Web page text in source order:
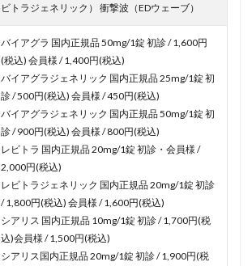
ビトラジェネリック） 衝撃波（EDウェーブ）
バイアグラ 国内正規品 50mg/1錠 初診 / 1,600円
(税込) 会員様 / 1,400円(税込)
バイアグラジェネリック 国内正規品 25mg/1錠 初
診 / 500円(税込) 会員様 / 450円(税込)
バイアグラジェネリック 国内正規品 50mg/1錠 初
診 / 900円(税込) 会員様 / 800円(税込)
レビトラ 国内正規品 20mg/1錠 初診・会員様 /
2,000円(税込)
レビトラジェネリック 国内正規品 20mg/1錠 初診
/ 1,800円(税込) 会員様 / 1,600円(税込)
シアリス 国内正規品 10mg/1錠 初診 / 1,700円(税
込)会員様 / 1,500円(税込)
シアリス国内正規品 20mg/1錠 初診 / 1,900円(税